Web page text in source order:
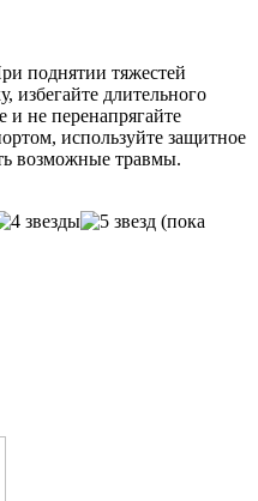
поднятии тяжестей
избегайте длительного
и не перенапрягайте
используйте защитное
возможные травмы.
(пока